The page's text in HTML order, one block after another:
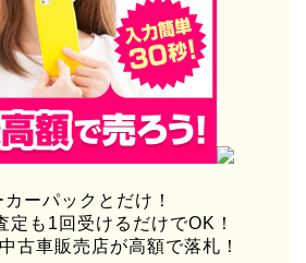
ーパックとだけ！
定も1回受けるだけでOK！
古車販売店が高額で落札！